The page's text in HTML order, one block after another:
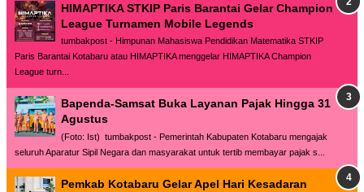
HIMAPTIKA STKIP Paris Barantai Gelar Champion
League Turnamen Mobile Legends
tumbakpost - Himpunan Mahasiswa Pendidikan Matematika STKIP
Paris Barantai Kotabaru atau HIMAPTIKA menggelar HIMAPTIKA Champion
League turn...
Bapenda-Samsat Buka Layanan Pajak Hingga 31
Agustus
(Foto: Ist) tumbakpost - Pemerintah Kabupaten Kotabaru mengajak
seluruh Aparatur Sipil Negara dan masyarakat untuk tertib membayar pajak s...
Pemkab Kotabaru Gelar Apel Hari Kesadaran